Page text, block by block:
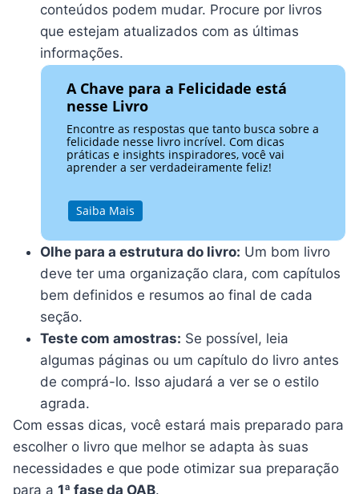
conteúdos podem mudar. Procure por livros
que estejam atualizados com as últimas
informações.
A Chave para a Felicidade está
nesse Livro
Encontre as respostas que tanto busca sobre a
felicidade nesse livro incrível. Com dicas
práticas e insights inspiradores, você vai
aprender a ser verdadeiramente feliz!
Saiba Mais
Olhe para a estrutura do livro: Um bom livro
deve ter uma organização clara, com capítulos
bem definidos e resumos ao final de cada
seção.
Teste com amostras: Se possível, leia
algumas páginas ou um capítulo do livro antes
de comprá-lo. Isso ajudará a ver se o estilo
agrada.
Com essas dicas, você estará mais preparado para
escolher o livro que melhor se adapta às suas
necessidades e que pode otimizar sua preparação
para a 1ª fase da OAB.